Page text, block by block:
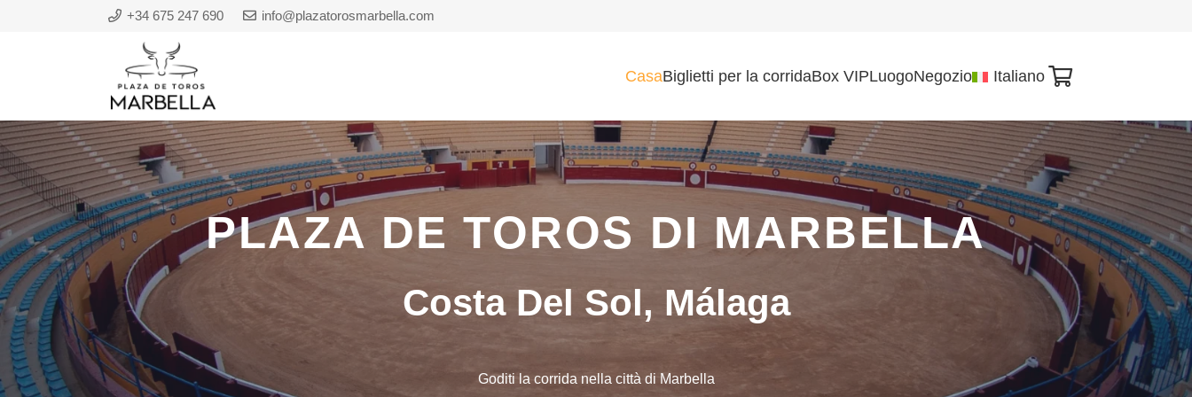
+34 675 247 690 info@plazatorosmarbella.com
CasaBiglietti per la corridaBox VIPLuogoNegozio Italiano
PLAZA DE TOROS DI MARBELLA
Costa Del Sol, Málaga
Goditi la corrida nella città di Marbella